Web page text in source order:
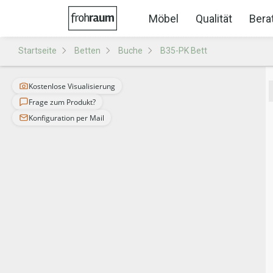
Möbel Qualität
Startseite Betten Buche B35-PK Bett
Kostenlose Visualisierung
Frage zum Produkt?
Konfiguration per Mail